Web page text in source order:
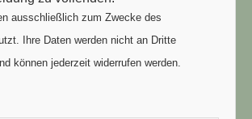
ausschließlich zum Zwecke des
Ihre Daten werden nicht an Dritte
können jederzeit widerrufen werden.